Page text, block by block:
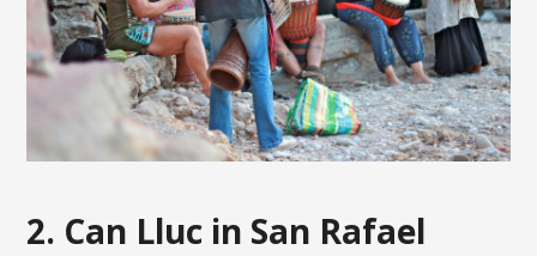
2. Can Lluc in San Rafael